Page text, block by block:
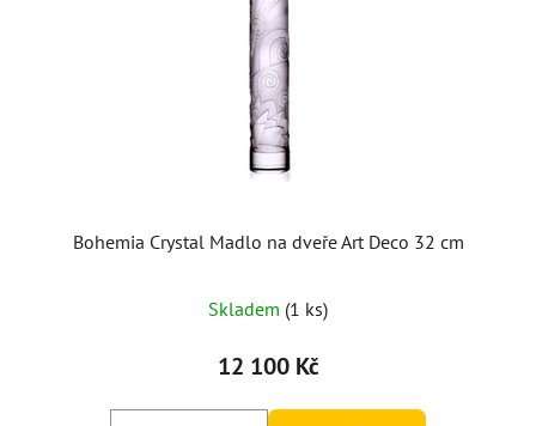
Bohemia Crystal Madlo na dveře Art Deco 32 cm
Skladem (1 ks)
12 100 Kč